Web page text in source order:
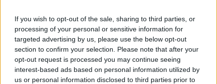
If you wish to opt-out of the sale, sharing to third parties, or
processing of your personal or sensitive information for
targeted advertising by us, please use the below opt-out
section to confirm your selection. Please note that after your
opt-out request is processed you may continue seeing
interest-based ads based on personal information utilized by
us or personal information disclosed to third parties prior to
Continua a leggere
ASSICURAZIONI ONLINE